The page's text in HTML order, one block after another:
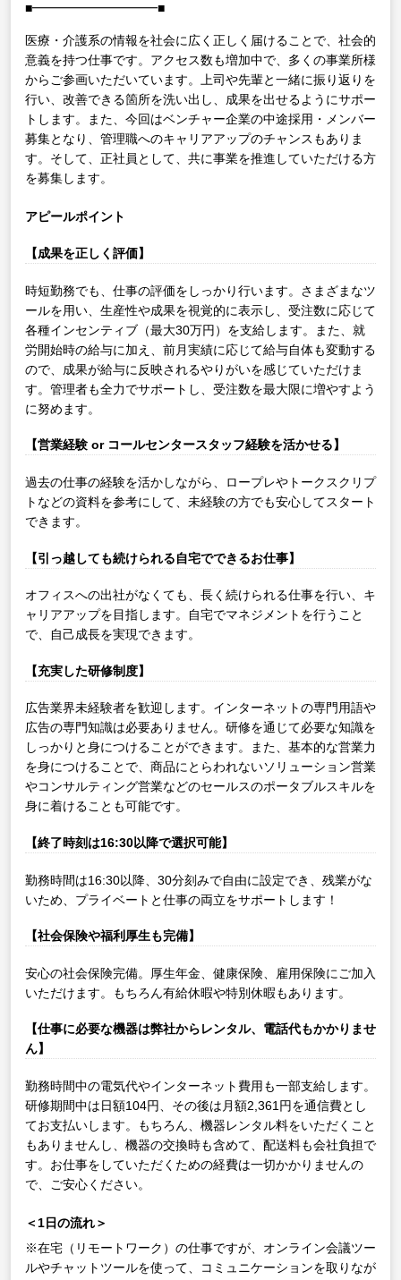
■━━━━━━━━━━■
医療・介護系の情報を社会に広く正しく届けることで、社会的
意義を持つ仕事です。アクセス数も増加中で、多くの事業所様
からご参画いただいています。上司や先輩と一緒に振り返りを
行い、改善できる箇所を洗い出し、成果を出せるようにサポー
トします。また、今回はベンチャー企業の中途採用・メンバー
募集となり、管理職へのキャリアアップのチャンスもありま
す。そして、正社員として、共に事業を推進していただける方
を募集します。
アピールポイント
【成果を正しく評価】
時短勤務でも、仕事の評価をしっかり行います。さまざまなツ
ールを用い、生産性や成果を視覚的に表示し、受注数に応じて
各種インセンティブ（最大30万円）を支給します。また、就
労開始時の給与に加え、前月実績に応じて給与自体も変動する
ので、成果が給与に反映されるやりがいを感じていただけま
す。管理者も全力でサポートし、受注数を最大限に増やすよう
に努めます。
【営業経験 or コールセンタースタッフ経験を活かせる】
過去の仕事の経験を活かしながら、ロープレやトークスクリプ
トなどの資料を参考にして、未経験の方でも安心してスタート
できます。
【引っ越しても続けられる自宅でできるお仕事】
オフィスへの出社がなくても、長く続けられる仕事を行い、キ
ャリアアップを目指します。自宅でマネジメントを行うこと
で、自己成長を実現できます。
【充実した研修制度】
広告業界未経験者を歓迎します。インターネットの専門用語や
広告の専門知識は必要ありません。研修を通じて必要な知識を
しっかりと身につけることができます。また、基本的な営業力
を身につけることで、商品にとらわれないソリューション営業
やコンサルティング営業などのセールスのポータブルスキルを
身に着けることも可能です。
【終了時刻は16:30以降で選択可能】
勤務時間は16:30以降、30分刻みで自由に設定でき、残業がな
いため、プライベートと仕事の両立をサポートします！
【社会保険や福利厚生も完備】
安心の社会保険完備。厚生年金、健康保険、雇用保険にご加入
いただけます。もちろん有給休暇や特別休暇もあります。
【仕事に必要な機器は弊社からレンタル、電話代もかかりませ
ん】
勤務時間中の電気代やインターネット費用も一部支給します。
研修期間中は日額104円、その後は月額2,361円を通信費とし
てお支払いします。もちろん、機器レンタル料をいただくこと
もありませんし、機器の交換時も含めて、配送料も会社負担で
す。お仕事をしていただくための経費は一切かかりませんの
で、ご安心ください。
＜1日の流れ＞
※在宅（リモートワーク）の仕事ですが、オンライン会議ツー
ルやチャットツールを使って、コミュニケーションを取りなが